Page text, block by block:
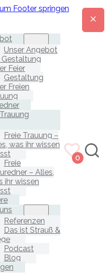
Footer springen
Unser Angebot
Gestaltung
Feier
Gestaltung
Freien
Freie Trauung –
was ihr wissen
Freie
– Alles,
ihr wissen
Referenzen
Das ist Strauß &
Podcast
Blog
0